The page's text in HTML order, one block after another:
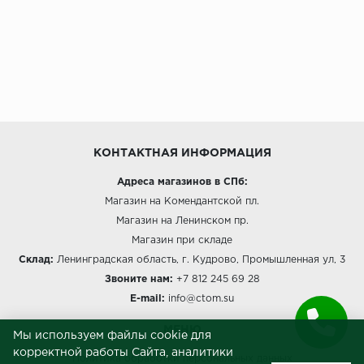
КОНТАКТНАЯ ИНФОРМАЦИЯ
Адреса магазинов в СПб:
Магазин на Комендантской пл.
Магазин на Ленинском пр.
Магазин при складе
Склад: Ленинградская область, г. Кудрово, Промышленная ул, 3
Звоните нам: +7 812 245 69 28
E-mail: info@ctom.su
МЕНЮ
Политика обработки персональных данных
Мы используем файлы cookie для
корректной работы Сайта, аналитики